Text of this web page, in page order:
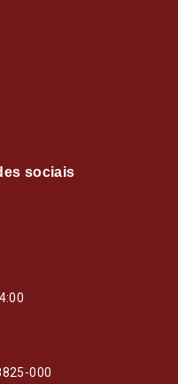
sociais
000